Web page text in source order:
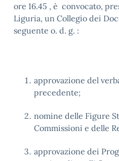
ore 16.45 , è convocato,
Liguria, un Collegio dei
seguente o. d. g. :
approvazione del
precedente;
nomine delle Figure
Commissioni e delle
approvazione dei